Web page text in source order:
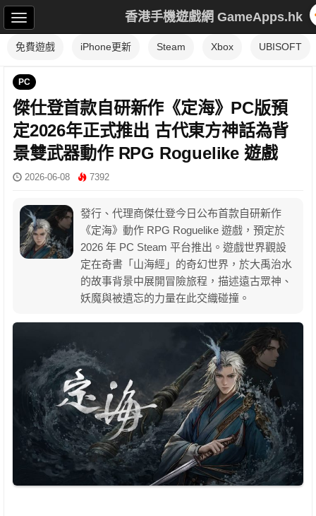
香港手機遊戲網 GameApps.hk
免費遊戲 iPhone更新 Steam Xbox UBISOFT
PC
傑仕登首款自研新作《定海》PC版預
定2026年正式推出 古代東方神話為背
景雙武器動作 RPG Roguelike 遊戲
2026-06-08 7392
發行、代理商傑仕登今日公布首款自研新作
《定海》動作 RPG Roguelike 遊戲，預定於
2026 年 PC Steam 平台推出。遊戲世界觀設
定在奇書「山海經」的奇幻世界，於大禹治水
的故事背景中展開冒險旅程，描述遠古眾神、
妖魔與被遺忘的力量在此交織碰撞。